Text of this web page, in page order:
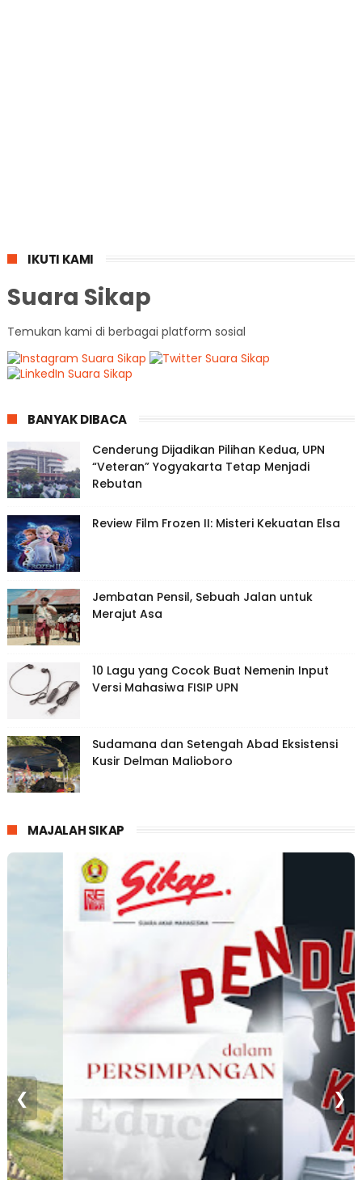
IKUTI KAMI
Suara Sikap
Temukan kami di berbagai platform sosial
BANYAK DIBACA
Cenderung Dijadikan Pilihan Kedua, UPN
“Veteran” Yogyakarta Tetap Menjadi
Rebutan
Review Film Frozen II: Misteri Kekuatan Elsa
Jembatan Pensil, Sebuah Jalan untuk
Merajut Asa
10 Lagu yang Cocok Buat Nemenin Input
Versi Mahasiwa FISIP UPN
Sudamana dan Setengah Abad Eksistensi
Kusir Delman Malioboro
MAJALAH SIKAP
❮ ❯